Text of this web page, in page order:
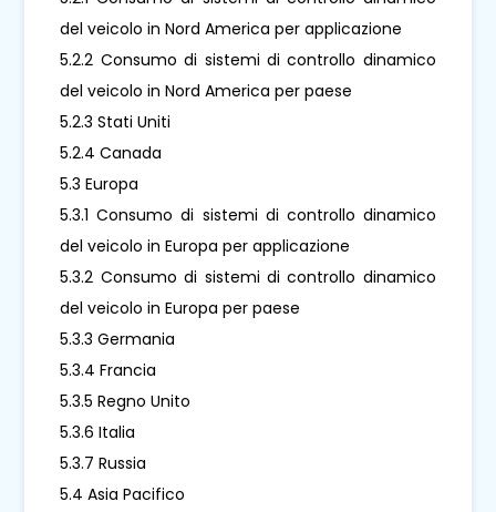
del veicolo in Nord America per applicazione
5.2.2 Consumo di sistemi di controllo dinamico
del veicolo in Nord America per paese
5.2.3 Stati Uniti
5.2.4 Canada
5.3 Europa
5.3.1 Consumo di sistemi di controllo dinamico
del veicolo in Europa per applicazione
5.3.2 Consumo di sistemi di controllo dinamico
del veicolo in Europa per paese
5.3.3 Germania
5.3.4 Francia
5.3.5 Regno Unito
5.3.6 Italia
5.3.7 Russia
5.4 Asia Pacifico